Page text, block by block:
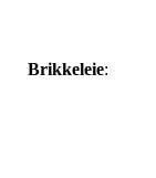
Brikkeleie: